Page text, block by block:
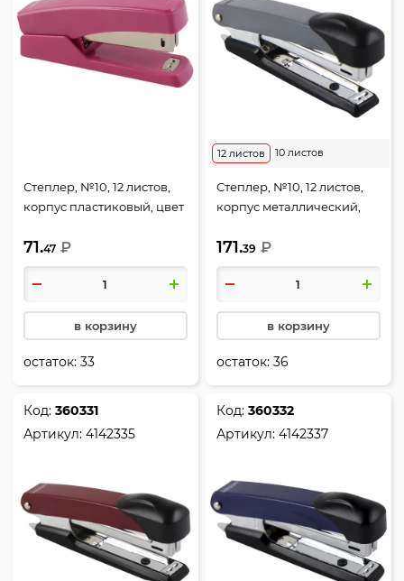
Степлер, №10, 12 листов,
корпус пластиковый, цвет
deVENTE, 4142507
71.47 ₽
в корзину
остаток:33
10 листов
12 листов
Степлер, №10, 12 листов,
корпус металлический,
Liquid Metal, deVENTE,
4142336
171.39 ₽
в корзину
остаток:36
Код:360331
Артикул:4142335
Код:360332
Артикул:4142337